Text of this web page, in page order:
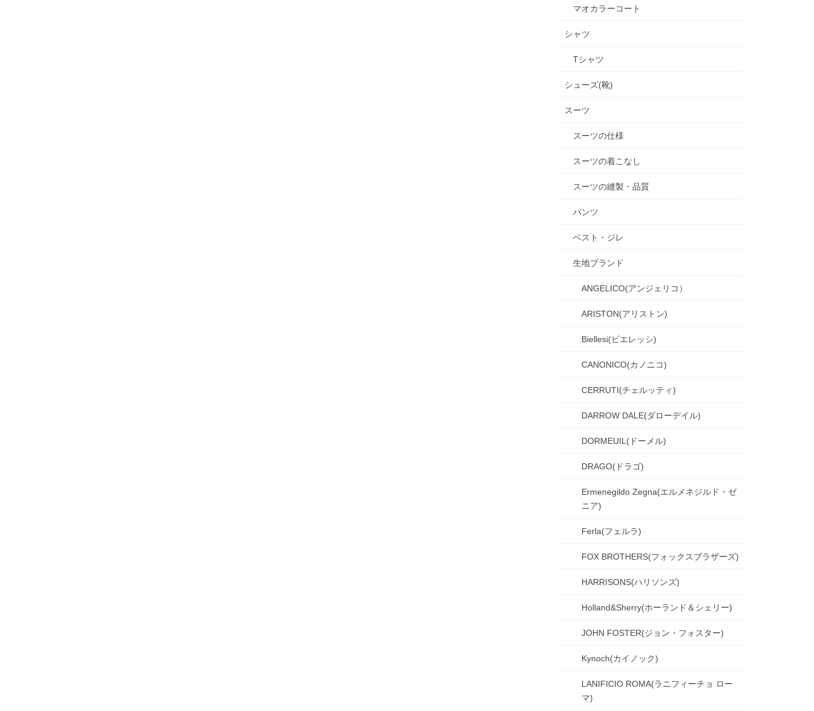
マオカラーコート
シャツ
Tシャツ
シューズ(靴)
スーツ
スーツの仕様
スーツの着こなし
スーツの縫製・品質
パンツ
ベスト・ジレ
生地ブランド
ANGELICO(アンジェリコ）
ARISTON(アリストン)
Biellesi(ビエレッシ)
CANONICO(カノニコ)
CERRUTI(チェルッティ)
DARROW DALE(ダローデイル)
DORMEUIL(ドーメル)
DRAGO(ドラゴ)
Ermenegildo Zegna(エルメネジルド・ゼ
ニア)
Ferla(フェルラ)
FOX BROTHERS(フォックスブラザーズ)
HARRISONS(ハリソンズ)
Holland&Sherry(ホーランド＆シェリー)
JOHN FOSTER(ジョン・フォスター)
Kynoch(カイノック)
LANIFICIO ROMA(ラニフィーチョ ロー
マ)